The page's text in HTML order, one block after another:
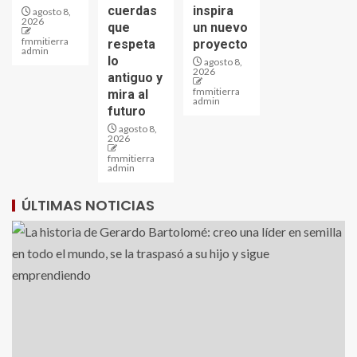
agosto 8,
2026
fmmitierra
admin
cuerdas
que
respeta
lo
antiguo y
mira al
futuro
agosto 8,
2026
fmmitierra
admin
inspira
un nuevo
proyecto
agosto 8,
2026
fmmitierra
admin
ÚLTIMAS NOTICIAS